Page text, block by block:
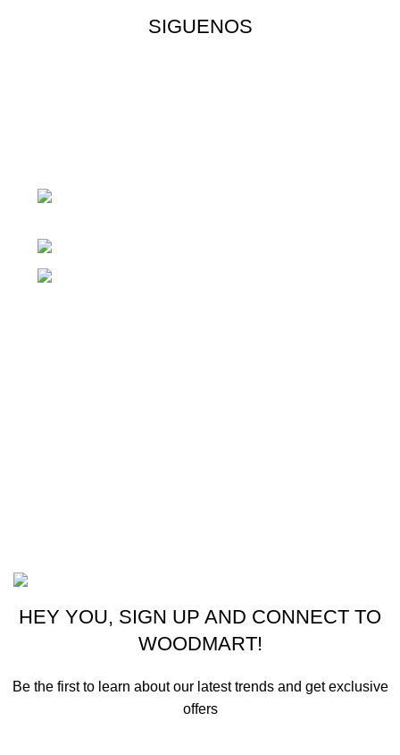
SIGUENOS
HEY YOU, SIGN UP AND CONNECT TO
WOODMART!
Be the first to learn about our latest trends and get exclusive
offers